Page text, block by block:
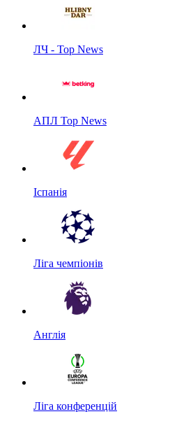
ЛЧ - Top News
АПЛ Top News
Іспанія
Ліга чемпіонів
Англія
Ліга конференцій